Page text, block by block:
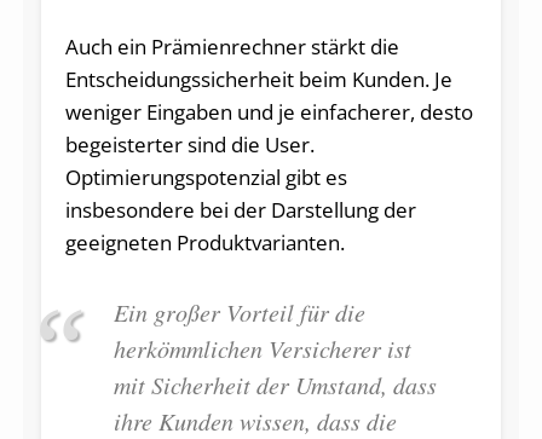
Auch ein Prämienrechner stärkt die
Entscheidungssicherheit beim Kunden. Je
weniger Eingaben und je einfacherer, desto
begeisterter sind die User.
Optimierungspotenzial gibt es
insbesondere bei der Darstellung der
geeigneten Produktvarianten.
Ein großer Vorteil für die
herkömmlichen Versicherer ist
mit Sicherheit der Umstand, dass
ihre Kunden wissen, dass die